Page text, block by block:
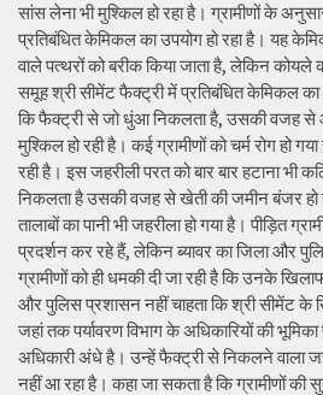
सांस लेना भी मुश्किल हो रहा है। ग्रामीणों के
प्रतिबंधित केमिकल का उपयोग हो रहा है। यह
वाले पत्थरों को बरीक किया जाता है, लेकिन
समूह श्री सीमेंट फैक्ट्री में प्रतिबंधित केमिकल का
कि फैक्ट्री से जो धुंआ निकलता है, उसकी वजह से
मुश्किल हो रही है। कई ग्रामीणों को चर्म रोग हो
रही है। इस जहरीली परत को बार बार हटाना भी
निकलता है उसकी वजह से खेती की जमीन बंजर
तालाबों का पानी भी जहरीला हो गया है। पीड़ित
प्रदर्शन कर रहे हैं, लेकिन ब्यावर का जिला और
ग्रामीणों को ही धमकी दी जा रही है कि उनके
और पुलिस प्रशासन नहीं चाहता कि श्री सीमेंट के
जहां तक पर्यावरण विभाग के अधिकारियों की
अधिकारी अंधे है। उन्हें फैक्ट्री से निकलने वाला
नहीं आ रहा है। कहा जा सकता है कि ग्रामीणों की